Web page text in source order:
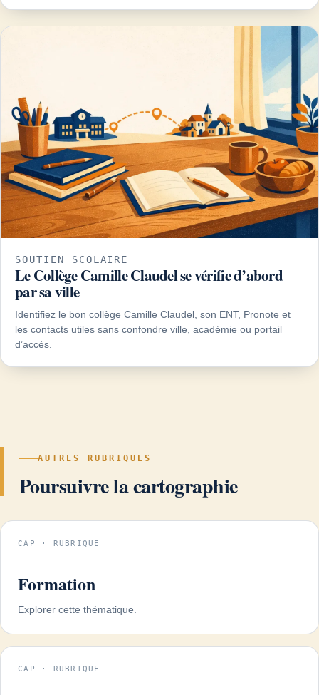
SOUTIEN SCOLAIRE
Le Collège Camille Claudel se vérifie d’abord
par sa ville
Identifiez le bon collège Camille Claudel, son ENT, Pronote et
les contacts utiles sans confondre ville, académie ou portail
d’accès.
AUTRES RUBRIQUES
Poursuivre la cartographie
CAP · RUBRIQUE
Formation
Explorer cette thématique.
CAP · RUBRIQUE